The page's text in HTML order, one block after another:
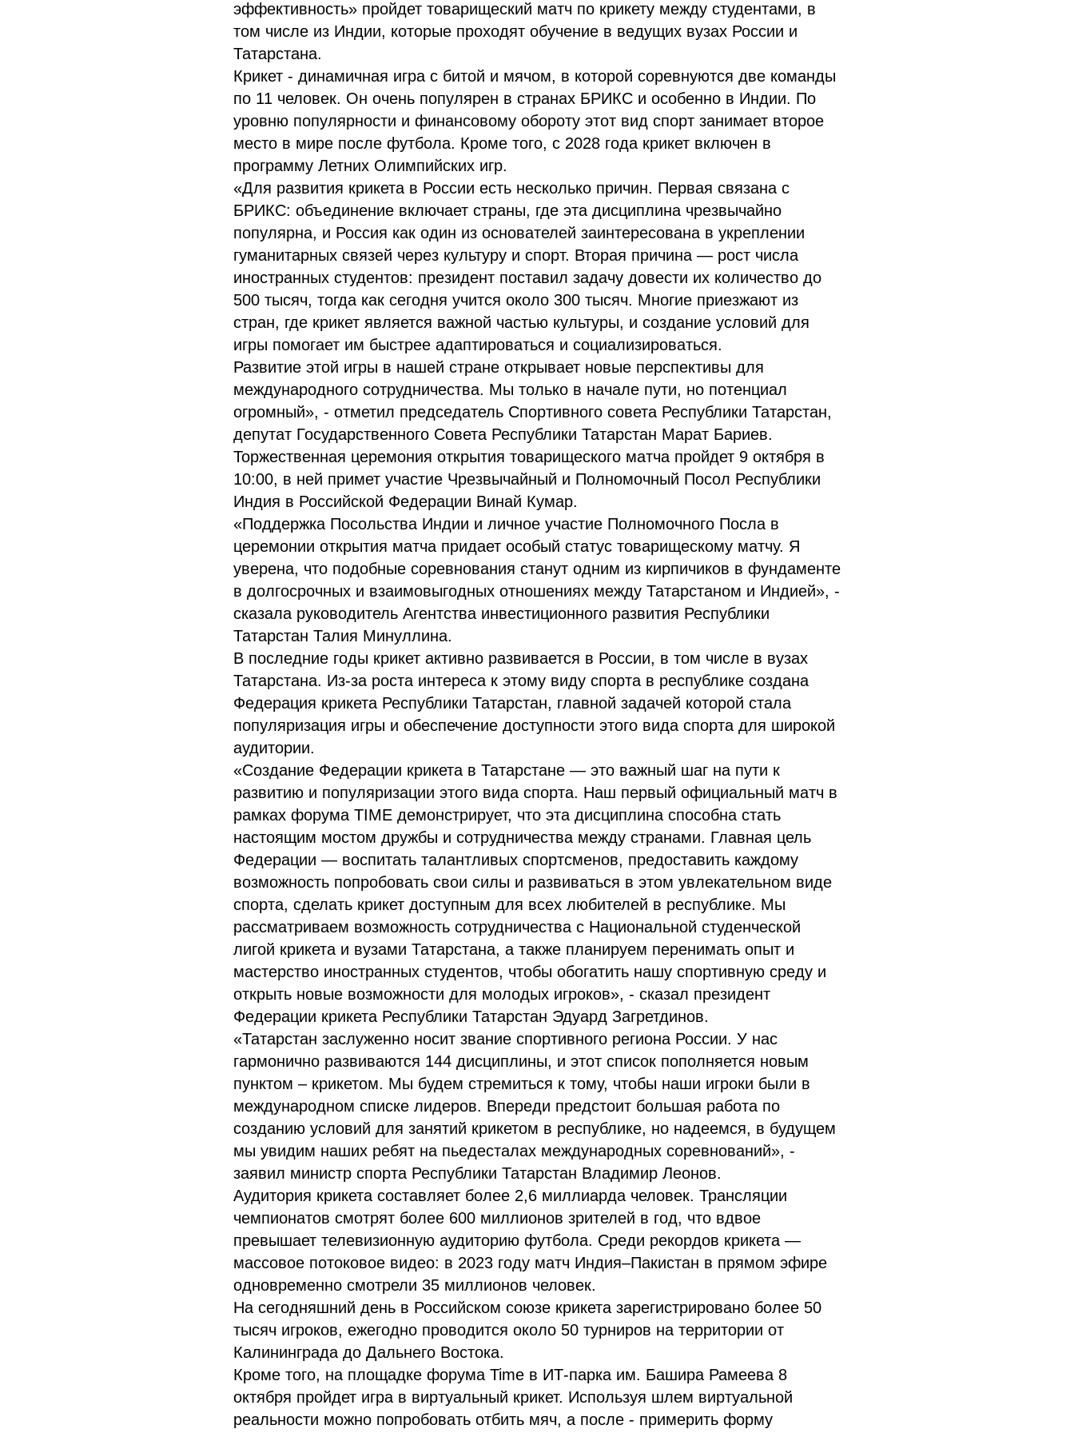
эффективность» пройдет товарищеский матч по крикету между студентами, в
том числе из Индии, которые проходят обучение в ведущих вузах России и
Татарстана.
Крикет - динамичная игра с битой и мячом, в которой соревнуются две команды
по 11 человек. Он очень популярен в странах БРИКС и особенно в Индии. По
уровню популярности и финансовому обороту этот вид спорт занимает второе
место в мире после футбола. Кроме того, с 2028 года крикет включен в
программу Летних Олимпийских игр.
«Для развития крикета в России есть несколько причин. Первая связана с
БРИКС: объединение включает страны, где эта дисциплина чрезвычайно
популярна, и Россия как один из основателей заинтересована в укреплении
гуманитарных связей через культуру и спорт. Вторая причина — рост числа
иностранных студентов: президент поставил задачу довести их количество до
500 тысяч, тогда как сегодня учится около 300 тысяч. Многие приезжают из
стран, где крикет является важной частью культуры, и создание условий для
игры помогает им быстрее адаптироваться и социализироваться.
Развитие этой игры в нашей стране открывает новые перспективы для
международного сотрудничества. Мы только в начале пути, но потенциал
огромный», - отметил председатель Спортивного совета Республики Татарстан,
депутат Государственного Совета Республики Татарстан Марат Бариев.
Торжественная церемония открытия товарищеского матча пройдет 9 октября в
10:00, в ней примет участие Чрезвычайный и Полномочный Посол Республики
Индия в Российской Федерации Винай Кумар.
«Поддержка Посольства Индии и личное участие Полномочного Посла в
церемонии открытия матча придает особый статус товарищескому матчу. Я
уверена, что подобные соревнования станут одним из кирпичиков в фундаменте
в долгосрочных и взаимовыгодных отношениях между Татарстаном и Индией», -
сказала руководитель Агентства инвестиционного развития Республики
Татарстан Талия Минуллина.
В последние годы крикет активно развивается в России, в том числе в вузах
Татарстана. Из-за роста интереса к этому виду спорта в республике создана
Федерация крикета Республики Татарстан, главной задачей которой стала
популяризация игры и обеспечение доступности этого вида спорта для широкой
аудитории.
«Создание Федерации крикета в Татарстане — это важный шаг на пути к
развитию и популяризации этого вида спорта. Наш первый официальный матч в
рамках форума TIME демонстрирует, что эта дисциплина способна стать
настоящим мостом дружбы и сотрудничества между странами. Главная цель
Федерации — воспитать талантливых спортсменов, предоставить каждому
возможность попробовать свои силы и развиваться в этом увлекательном виде
спорта, сделать крикет доступным для всех любителей в республике. Мы
рассматриваем возможность сотрудничества с Национальной студенческой
лигой крикета и вузами Татарстана, а также планируем перенимать опыт и
мастерство иностранных студентов, чтобы обогатить нашу спортивную среду и
открыть новые возможности для молодых игроков», - сказал президент
Федерации крикета Республики Татарстан Эдуард Загретдинов.
«Татарстан заслуженно носит звание спортивного региона России. У нас
гармонично развиваются 144 дисциплины, и этот список пополняется новым
пунктом – крикетом. Мы будем стремиться к тому, чтобы наши игроки были в
международном списке лидеров. Впереди предстоит большая работа по
созданию условий для занятий крикетом в республике, но надеемся, в будущем
мы увидим наших ребят на пьедесталах международных соревнований», -
заявил министр спорта Республики Татарстан Владимир Леонов.
Аудитория крикета составляет более 2,6 миллиарда человек. Трансляции
чемпионатов смотрят более 600 миллионов зрителей в год, что вдвое
превышает телевизионную аудиторию футбола. Среди рекордов крикета —
массовое потоковое видео: в 2023 году матч Индия–Пакистан в прямом эфире
одновременно смотрели 35 миллионов человек.
На сегодняшний день в Российском союзе крикета зарегистрировано более 50
тысяч игроков, ежегодно проводится около 50 турниров на территории от
Калининграда до Дальнего Востока.
Кроме того, на площадке форума Time в ИТ-парка им. Башира Рамеева 8
октября пройдет игра в виртуальный крикет. Используя шлем виртуальной
реальности можно попробовать отбить мяч, а после - примерить форму